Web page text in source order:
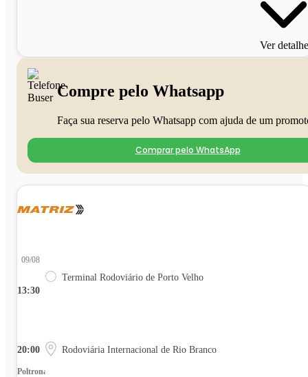
Ver
Compre pelo Whatsapp
Faça sua reserva pelo Whatsapp com ajuda de um
Comprar pelo WhatsApp
13:30
09/08
Terminal Rodoviário de Porto Velho
20:00 Rodoviária Internacional de Rio Branco
Poltrona